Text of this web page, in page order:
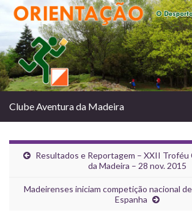
Clube Aventura da Madeira
Resultados e Reportagem – XXII Troféu
da Madeira – 28 nov. 2015
Madeirenses iniciam competição nacional
Espanha